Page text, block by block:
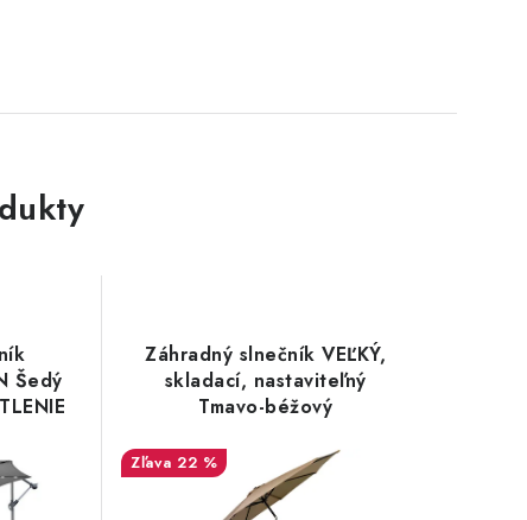
Šedý
Záhradný slnečník VEĽKÝ,
skladací, nastaviteľný
Tmavo-béžový
22 %